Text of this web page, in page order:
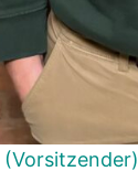
(Vorsitzender)